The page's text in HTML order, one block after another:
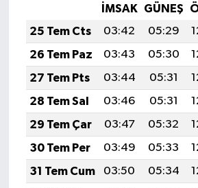
İMSAK GÜNEŞ
25 Tem Cts
03:42 05:29
26 Tem Paz
03:43 05:30
27 Tem Pts
03:44 05:31
28 Tem Sal
03:46 05:31
29 Tem Çar
03:47 05:32
30 Tem Per
03:49 05:33
31 Tem Cum
03:50 05:34